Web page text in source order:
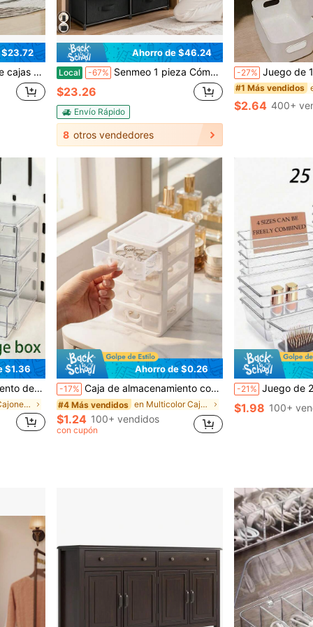
$23.72
contenedores de plástico con asas para oficina, dormitorio, sala de estudio
Ahorro de $46.24
Local -67% Senmeo 1 pieza Cómoda de almacenamiento de tela con múltiples cajones, marco de metal resistente, cajones de gran capacidad, gabinete de almacenamiento de ropa para el hogar, mueble organizador para dormitorio/armario/sala de estar/pasillo
$23.26
Envío Rápido
8 otros vendedores
-27% Juego de 12/6 piezas de cajas de almacenamiento multifuncionales - Organizadores de plástico duradero para
#1 Más vendidos
$2.64 400+
$1.36
decoración de dormitorio, caja de almacenamiento de cajones de escritorio para el hogar
en PMMA Cajones de almacenamiento
Ahorro de $0.26
-17% Caja de almacenamiento con 4 cajones, caja de joyas, organizador de escritorio, adecuado para accesorios para el cabello, aretes y otros artículos pequeños, caja de almacenamiento de oficina, organizador de joyas, caja de almacenamiento de cosméticos con cajones, decoración de dormitorio de otoño, organizador de cajones, almacenamiento de escritorio
#4 Más vendidos en Multicolor Cajones de almacenamiento
$1.24 100+ vendidos
con cupón
-21% Juego de 25 piezas de organizador de cajones, múltiples combinaciones
$1.98 100+